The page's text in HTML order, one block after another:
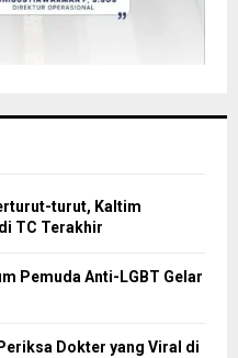
turut, Kaltim
TC Terakhir
Pemuda Anti-LGBT Gelar
Dokter yang Viral di